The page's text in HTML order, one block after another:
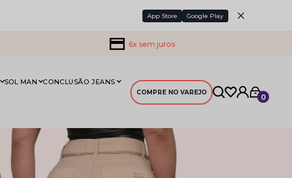
App Store Google Play
6x sem juros
SOL MAN CONCLUSÃO JEANS
COMPRE NO VAREJO
0